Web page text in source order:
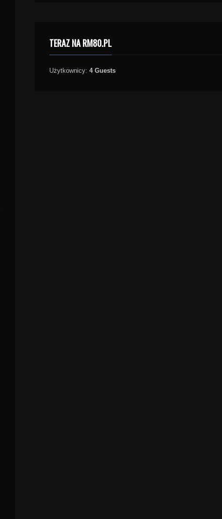
TERAZ NA RM80.PL
Użytkownicy: 4 Guests